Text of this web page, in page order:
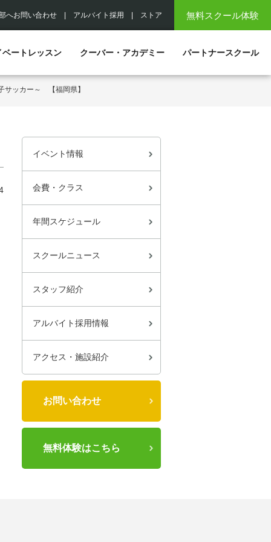
無料スクール体験
へお問い合わせ アルバイト採用 ストア
ベートレッスン クーバー・アカデミー パートナースクール
サッカー～ 【福岡県】
イベント情報
会費・クラス
年間スケジュール
スクールニュース
スタッフ紹介
アルバイト採用情報
アクセス・施設紹介
お問い合わせ
無料体験はこちら